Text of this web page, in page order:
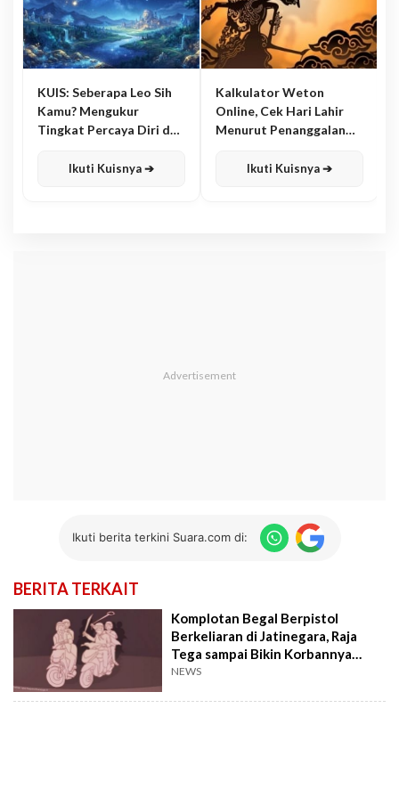
KUIS: Seberapa Leo Sih
Kamu? Mengukur
Tingkat Percaya Diri dan
Ikuti Kuisnya ➔
Kalkulator Weton
Online, Cek Hari Lahir
Menurut Penanggalan
Ikuti Kuisnya ➔
Ikuti berita terkini Suara.com di:
BERITA TERKAIT
Komplotan Begal Berpistol
Berkeliaran di Jatinegara, Raja
Tega sampai Bikin Korbannya
Cium Aspal!
NEWS